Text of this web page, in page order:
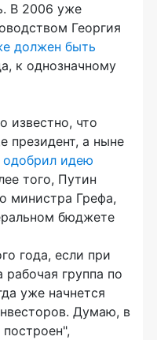
В 2006 уже
Георгия
должен быть
к однозначному
известно, что
президент, а ныне
одобрил идею
того, Путин
министра Грефа,
бюджете
года, если при
рабочая группа по
уже начнется
Думаю, в